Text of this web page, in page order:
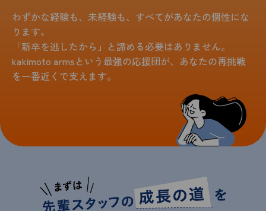
わずかな経験も、未経験も、すべてがあなたの個性にな
ります。
「新卒を逃したから」と諦める必要はありません。
kakimoto armsという最強の応援団が、あなたの再挑戦
を一番近くで支えます。